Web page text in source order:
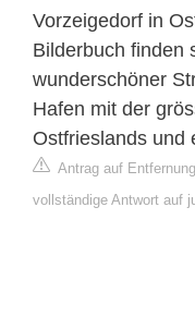
Vorzeigedorf in
Bilderbuch finden
wunderschöner
Hafen mit der
Ostfrieslands und
Antrag auf
vollständige Antwort auf